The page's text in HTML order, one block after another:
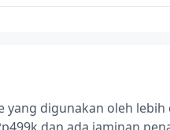
yang digunakan oleh lebih